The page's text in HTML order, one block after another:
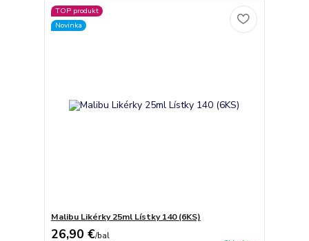
TOP produkt
Novinka
Malibu Likérky 25ml Lístky 140 (6KS)
26,90 €/bal